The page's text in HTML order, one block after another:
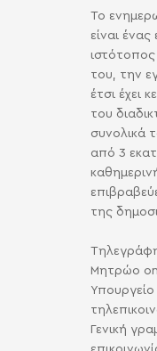
Το
είναι
ιστότοπος
του, την
έτσι έχει
του
συνολικά
από 3
της
Μητρώο
Υπουργείο
Γενική